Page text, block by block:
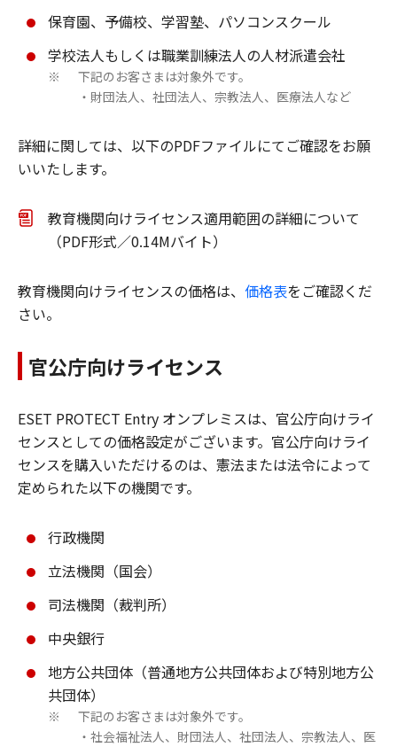
保育園、予備校、学習塾、パソコンスクール
学校法人もしくは職業訓練法人の人材派遣会社
※
下記のお客さまは対象外です。
・財団法人、社団法人、宗教法人、医療法人など
詳細に関しては、以下のPDFファイルにてご確認をお願
いいたします。
教育機関向けライセンス適⽤範囲の詳細について
（PDF形式／0.14Mバイト）
教育機関向けライセンスの価格は、 価格表をご確認くだ
さい。
官公庁向けライセンス
ESET PROTECT Entry オンプレミスは、官公庁向けライ
センスとしての価格設定がございます。官公庁向けライ
センスを購入いただけるのは、憲法または法令によって
定められた以下の機関です。
行政機関
立法機関（国会）
司法機関（裁判所）
中央銀行
地方公共団体（普通地方公共団体および特別地方公
共団体）
※
下記のお客さまは対象外です。
・社会福祉法人、財団法人、社団法人、宗教法人、医